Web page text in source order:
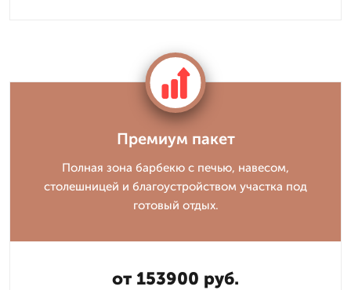
Премиум пакет
Полная зона барбекю с печью, навесом,
столешницей и благоустройством участка под
готовый отдых.
от 153900 руб.